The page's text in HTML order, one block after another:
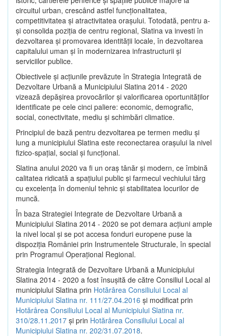
circuitul urban, crescând astfel funcţionalitatea,
competitivitatea şi atractivitatea oraşului. Totodată, pentru a-
şi consolida poziţia de centru regional, Slatina va investi în
dezvoltarea şi promovarea identităţii locale, în dezvoltarea
capitalului uman şi în modernizarea infrastructurii şi
serviciilor publice.
Obiectivele şi acţiunile prevăzute în Strategia Integrată de
Dezvoltare Urbană a Municipiului Slatina 2014 - 2020
vizează depășirea provocărilor şi valorificarea oportunităţilor
identificate pe cele cinci paliere: economic, demografic,
social, conectivitate, mediu şi schimbări climatice.
Principiul de bază pentru dezvoltarea pe termen mediu şi
lung a municipiului Slatina este reconectarea oraşului la nivel
fizico-spaţial, social şi funcţional.
Slatina anului 2020 va fi un oraş tânăr şi modern, ce îmbină
calitatea ridicată a spaţiului public şi farmecul vechiului târg
cu excelenţa în domeniul tehnic şi stabilitatea locurilor de
muncă.
În baza Strategiei Integrate de Dezvoltare Urbană a
Municipiului Slatina 2014 - 2020 se pot demara acţiuni ample
la nivel local şi se pot accesa fonduri europene puse la
dispoziţia României prin Instrumentele Structurale, în special
prin Programul Operațional Regional.
Strategia Integrată de Dezvoltare Urbană a Municipiului
Slatina 2014 - 2020 a fost însuşită de către Consiliul Local al
municipiului Slatina prin Hotărârea Consiliului Local al
Municipiului Slatina nr. 111/27.04.2016 și modificat prin
Hotărârea Consiliului Local al Municipiului Slatina nr.
310/28.11.2017 și prin Hotărârea Consiliului Local al
Municipiului Slatina nr. 202/31.07.2018.